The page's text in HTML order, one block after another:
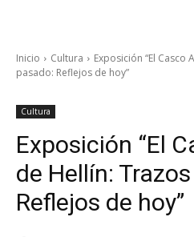
Inicio Cultura
Exposición “El
pasado: Reflejos de hoy”
Cultura
Exposición “El
de Hellín:
Reflejos de hoy”